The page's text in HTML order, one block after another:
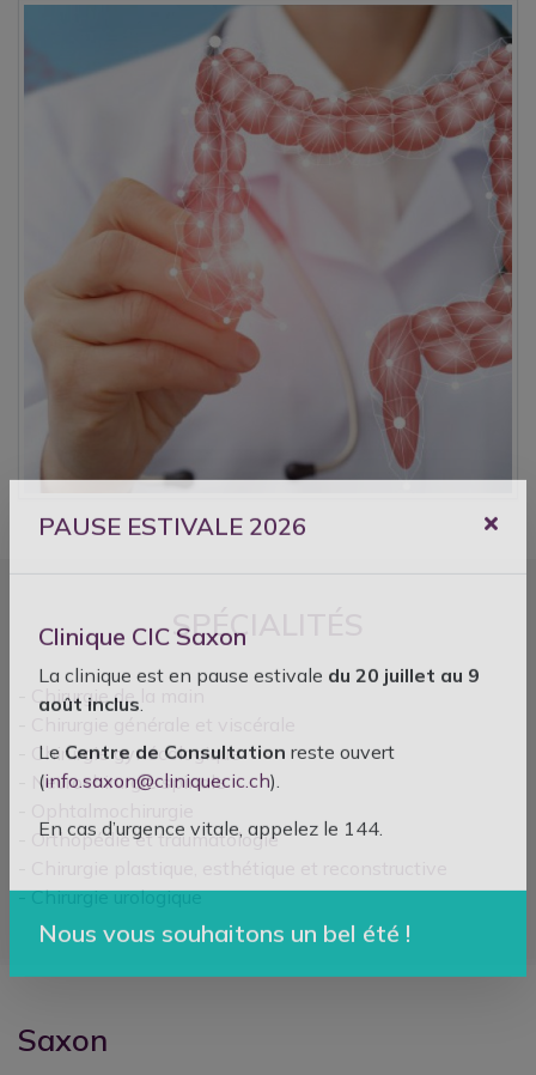
SPÉCIALITÉS
Chirurgie de la main
Chirurgie gynécologique
Neurochirurgie spinale
Orthopédie et traumatologie
-Chirurgie urologique
Saxon
Clinique CIC Saxon
La clinique est en pause estivale
LeCentre de Consultation